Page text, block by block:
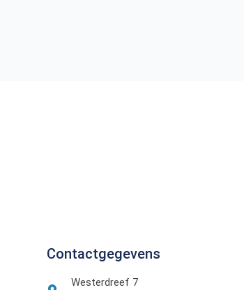
Contactgegevens
Westerdreef 7